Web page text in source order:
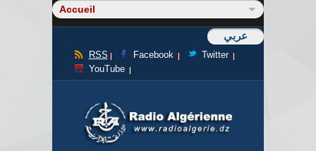
عربي
RSS Facebook
Twitter
YouTube